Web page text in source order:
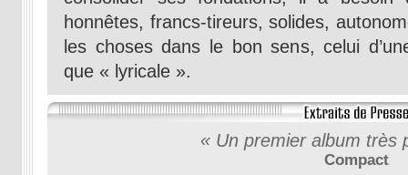
honnêtes, francs-tireurs, solides,
les choses dans le bon sens, celui
que « lyricale ».
« Un premier album très
Compact